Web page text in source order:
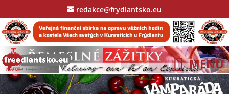
redakce@frydlantsko.eu